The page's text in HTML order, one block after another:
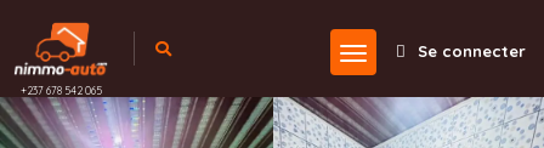
+237 678 542 065
Se connecter